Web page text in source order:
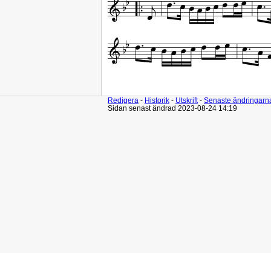
Redigera - Historik - Utskrift- Senaste
Sidan senast ändrad 2023-08-24 14:19